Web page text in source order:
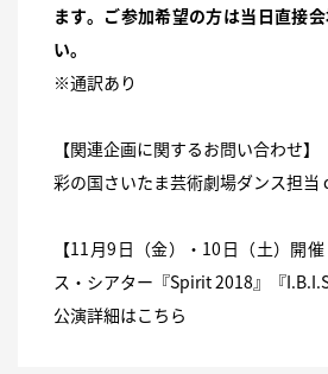
ます。ご参加希望の方は当日直接
い。
※通訳あり
【関連企画に関するお問い合わせ】
彩の国さいたま芸術劇場ダンス担当
【11月9日（金）・10日（土）開
ス・シアター『Spirit 2018』『I.B.I.S
公演詳細はこちら